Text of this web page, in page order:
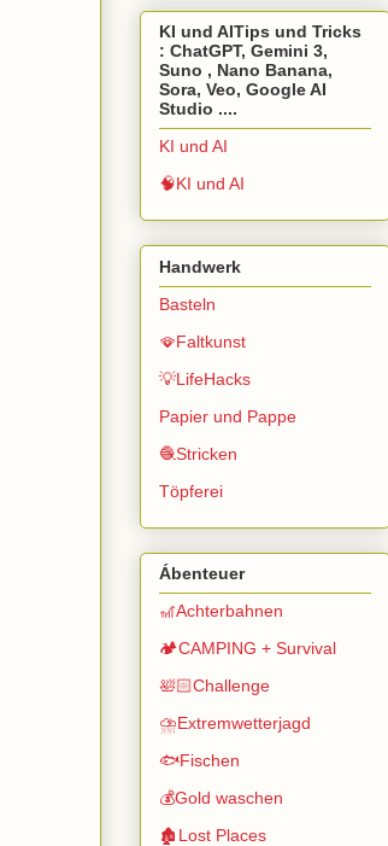
KI und AITips und Tricks
: ChatGPT, Gemini 3,
Suno , Nano Banana,
Sora, Veo, Google AI
Studio ....
KI und AI
🧠KI und AI
Handwerk
Basteln
🪭Faltkunst
💡LifeHacks
Papier und Pappe
🧶Stricken
Töpferei
Ábenteuer
🎢Achterbahnen
🏕️CAMPING + Survival
🛀🏻Challenge
⛈️Extremwetterjagd
🐟Fischen
💰Gold waschen
🏚️Lost Places